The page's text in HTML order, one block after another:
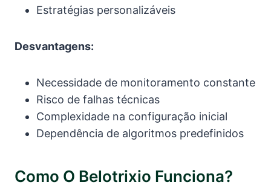
Estratégias personalizáveis
Desvantagens:
Necessidade de monitoramento constante
Risco de falhas técnicas
Complexidade na configuração inicial
Dependência de algoritmos predefinidos
Como O Belotrixio Funciona?